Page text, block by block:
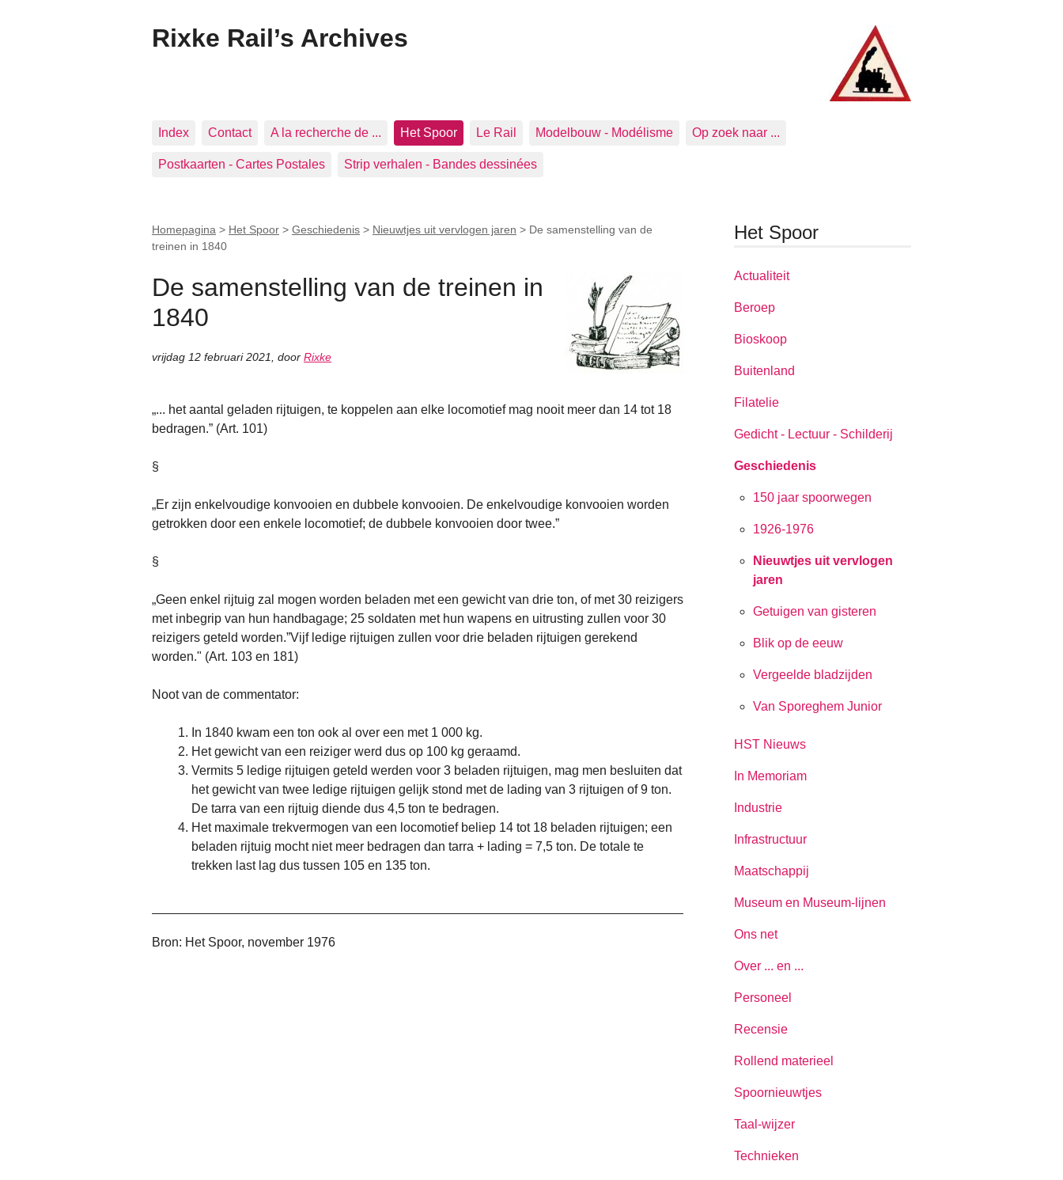
Rixke Rail’s Archives
Index Contact A la recherche de ... Het Spoor Le Rail Modelbouw - Modélisme Op zoek naar ...
Postkaarten - Cartes Postales Strip verhalen - Bandes dessinées
Homepagina > Het Spoor > Geschiedenis > Nieuwtjes uit vervlogen jaren > De samenstelling van de
treinen in 1840
De samenstelling van de treinen in
1840
vrijdag 12 februari 2021 door Rixke
„... het aantal geladen rijtuigen, te koppelen aan elke locomotief mag nooit meer dan 14 tot 18
bedragen.” (Art. 101)
§
„Er zijn enkelvoudige konvooien en dubbele konvooien. De enkelvoudige konvooien worden
getrokken door een enkele locomotief; de dubbele konvooien door twee.”
§
„Geen enkel rijtuig zal mogen worden beladen met een gewicht van drie ton, of met 30 reizigers
met inbegrip van hun handbagage; 25 soldaten met hun wapens en uitrusting zullen voor 30
reizigers geteld worden.”Vijf ledige rijtuigen zullen voor drie beladen rijtuigen gerekend
worden." (Art. 103 en 181)
Noot van de commentator:
In 1840 kwam een ton ook al over een met 1 000 kg.
Het gewicht van een reiziger werd dus op 100 kg geraamd.
Vermits 5 ledige rijtuigen geteld werden voor 3 beladen rijtuigen, mag men besluiten dat
het gewicht van twee ledige rijtuigen gelijk stond met de lading van 3 rijtuigen of 9 ton.
De tarra van een rijtuig diende dus 4,5 ton te bedragen.
Het maximale trekvermogen van een locomotief beliep 14 tot 18 beladen rijtuigen; een
beladen rijtuig mocht niet meer bedragen dan tarra + lading = 7,5 ton. De totale te
trekken last lag dus tussen 105 en 135 ton.
Bron: Het Spoor, november 1976
Het Spoor
Actualiteit
Beroep
Bioskoop
Buitenland
Filatelie
Gedicht - Lectuur - Schilderij
Geschiedenis
150 jaar spoorwegen
1926-1976
Nieuwtjes uit vervlogen
jaren
Getuigen van gisteren
Blik op de eeuw
Vergeelde bladzijden
Van Sporeghem Junior
HST Nieuws
In Memoriam
Industrie
Infrastructuur
Maatschappij
Museum en Museum-lijnen
Ons net
Over ... en ...
Personeel
Recensie
Rollend materieel
Spoornieuwtjes
Taal-wijzer
Technieken